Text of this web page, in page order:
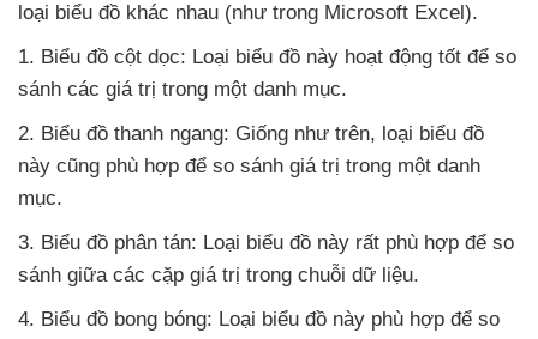
loại biểu đồ khác nhau (như trong Microsoft Excel).
1. Biểu đồ cột dọc: Loại biểu đồ này hoạt động tốt để so
sánh các giá trị trong một danh mục.
2. Biểu đồ thanh ngang: Giống như trên, loại biểu đồ
này cũng phù hợp để so sánh giá trị trong một danh
mục.
3. Biểu đồ phân tán: Loại biểu đồ này rất phù hợp để so
sánh giữa các cặp giá trị trong chuỗi dữ liệu.
4. Biểu đồ bong bóng: Loại biểu đồ này phù hợp để so